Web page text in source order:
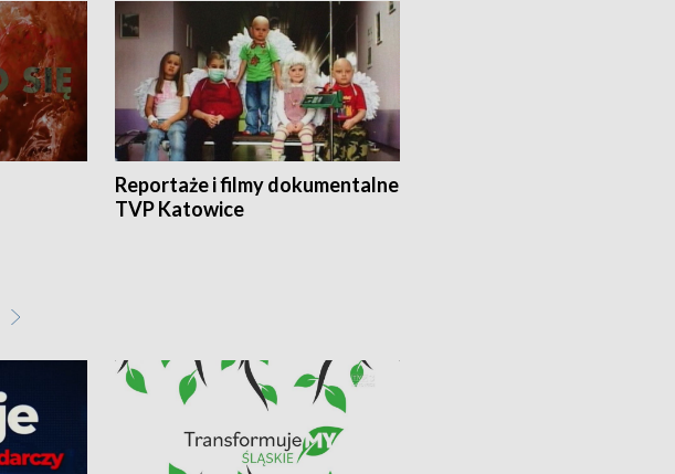
Reportaże i filmy dokumentalne
TVP Katowice